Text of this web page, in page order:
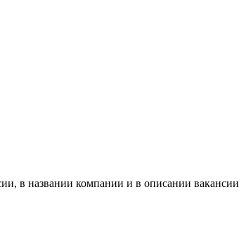
в названии компании и в описании вакансии